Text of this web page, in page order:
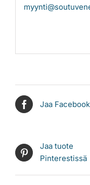
Jaa
Jaa tuote
Pinterestissä